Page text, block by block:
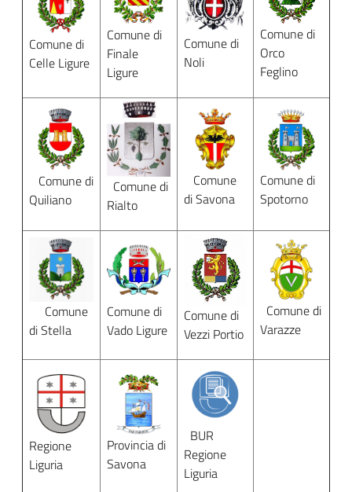
Comune di
Celle Ligure
Comune di
Finale
Ligure
Comune di
Noli
Comune di
Orco
Feglino
Comune di
Quiliano
Comune di
Rialto
Comune
di Savona
Comune di
Spotorno
Comune
di Stella
Comune di
Vado Ligure
Comune di
Vezzi Portio
Comune di
Varazze
Regione
Liguria
Provincia di
Savona
BUR
Regione
Liguria